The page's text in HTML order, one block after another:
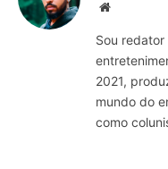
Website
Sou
2021,
mundo do
como